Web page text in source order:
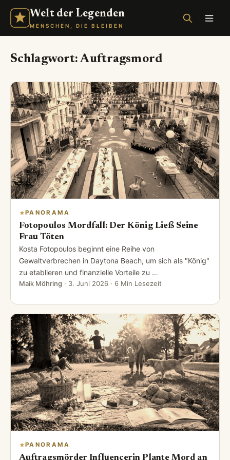
Welt der Legenden
MENSCHEN, DIE BLEIBEN
Schlagwort:Auftragsmord
PANORAMA
Fotopoulos Mordfall: Der König Ließ Seine
Frau Töten
Kosta Fotopoulos beginnt eine Reihe von
Gewaltverbrechen in Daytona Beach, um sich als "König"
zu etablieren und finanzielle Vorteile zu …
Maik Möhring · 3. Juni 2026 · 6 Min Lesezeit
PANORAMA
Auftragsmörder Influencerin Plante Mord an